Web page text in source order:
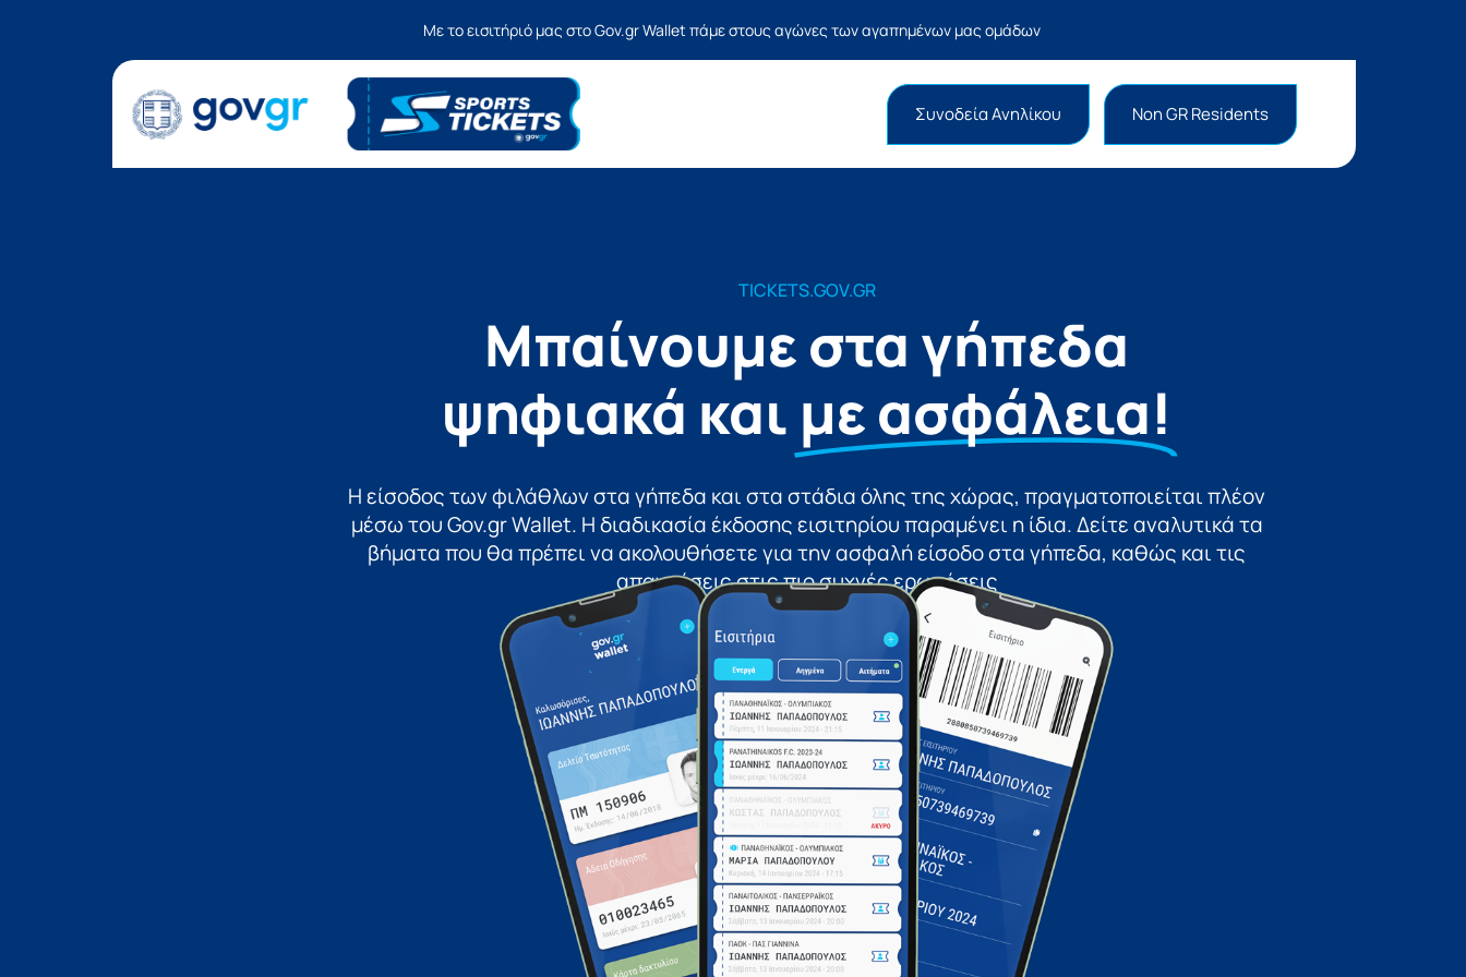
Με το εισιτήριό μας στο Gov.gr Wallet πάμε στους αγώνες των αγαπημένων μας ομάδων
Συνοδεία Ανηλίκου Non GR Residents
TICKETS.GOV.GR
Μπαίνουμε στα γήπεδα
ψηφιακά και με ασφάλεια!
Η είσοδος των φιλάθλων στα γήπεδα και στα στάδια όλης της χώρας, πραγματοποιείται πλέον
μέσω του Gov.gr Wallet. Η διαδικασία έκδοσης εισιτηρίου παραμένει η ίδια. Δείτε αναλυτικά τα
βήματα που θα πρέπει να ακολουθήσετε για την ασφαλή είσοδο στα γήπεδα, καθώς και τις
απαντήσεις στις πιο συχνές ερωτήσεις